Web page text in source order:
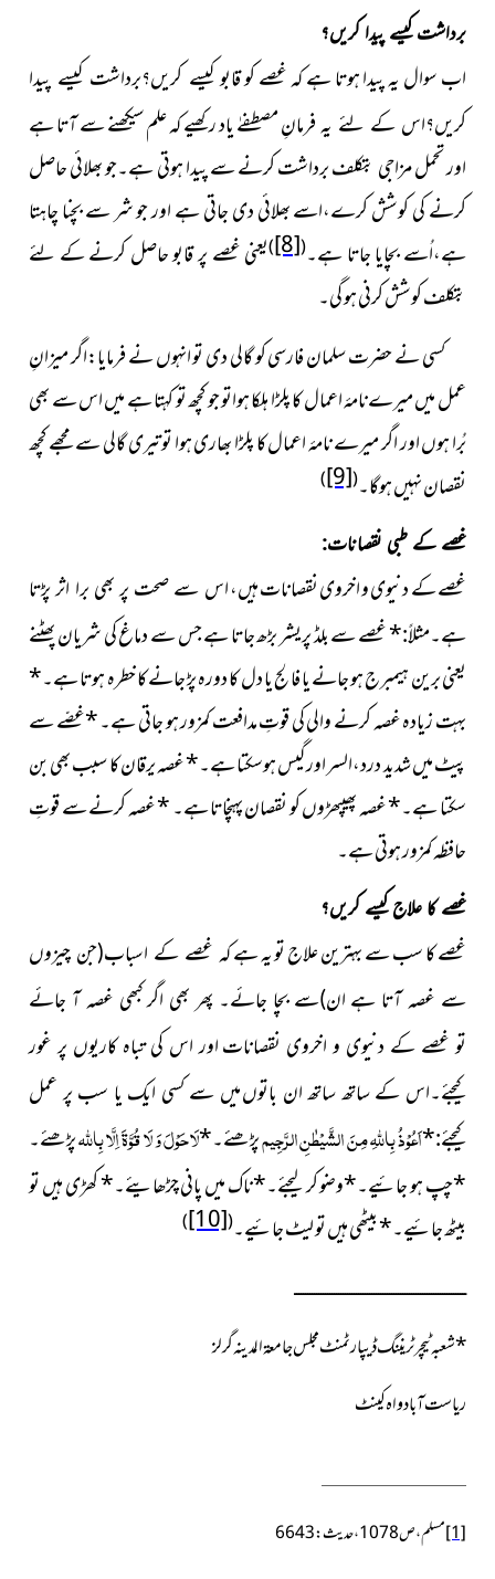
برداشت کیسے پیدا کریں؟
اب سوال یہ پیدا ہوتا ہے کہ غصے کوقابو کیسے کریں؟برداشت کیسے پیدا
کریں؟اس کے لئے یہ فرمانِمصطفےٰ یاد رکھیے کہ علم سیکھنے سے آتا ہے
اور تحمل مزاجی بتکلف برداشت کرنے سے پیدا ہوتی ہے۔جو بھلائی حاصل
کرنے کی کوشش کرے،اسے بھلائی دی جاتی ہے اور جو شر سے بچنا چاہتا
ہے،اُسے بچایا جاتا ہے۔(
[8]
)یعنی غصے پر قابو حاصل کرنے کے لئے
بتکلف کوشش کرنی ہو گی۔
کسی نے حضرت سلمان فارسی کو گالی دی تو انہوں نے فرمایا:اگر میزانِ
عمل میں میرےنامۂ اعمال کا پلڑا ہلکا ہواتو جو کچھ تو کہتا ہے میں اس سے بھی
بُرا ہوں اور اگر میرے نامۂ اعمال کا پلڑا بھاری ہوا تو تیری گالی سے مجھے کچھ
نقصان نہیں ہوگا۔(
[9]
)
غصے کے طبی نقصانات:
غصے کے دنیوی و اخروی نقصانات ہیں، اس سے صحت پر بھی برا اثر پڑتا
ہے۔مثلاً:*غصے سے بلڈ پریشر بڑھ جاتا ہے جس سے دماغ کی شریان پھٹنے
یعنی برین ہیمبرج ہو جانے یا فالج یا دل کا دورہ پڑ جانے کا خطرہ ہوتا ہے۔*
بہت زیادہ غصہ کرنے والی کی قوتِ مدافعت کمزور ہو جاتی ہے۔*غصّے سے
پیٹ میں شدید درد،السر اور گیس ہوسکتا ہے۔*غصہ یرقان کا سبب بھی بن
سکتا ہے۔*غصہ پھیپھڑوں کو نقصان پہنچاتا ہے۔*غصہ کرنے سے قوتِ
حافظہ کمزور ہوتی ہے۔
غصے کا علاج کیسے کریں؟
غصے کا سب سے بہترین علاج تو یہ ہےکہ غصے کے اسباب(جن چیزوں
سے غصہ آتا ہے ان)سے بچا جائے۔ پھر بھی اگر کبھی غصہ آ جائے
تو غصے کے دنیوی و اخروی نقصاناتاور اس کی تباہ کاریوں پر غور
کیجئے۔اس کے ساتھ ساتھ ان باتوںمیں سے کسی ایک یا سب پر عمل
کیجئے:*اَعُوْذُ بِاللّٰہِ مِنَ الشَّیْطٰنِالرَّجِیمپڑھئے۔*لَا حَوْلَ وَ لَا قُوَّۃَ اِلَّا بِاللّٰہپڑھئے۔
*چپ ہوجائیے۔*وضو کر لیجئے۔*ناک میں پانی چڑھایئے۔*کھڑیہیں تو
بیٹھ جائیے۔*بیٹھی ہیں تو لیٹ جائیے۔(
[10]
)
ــــــــــــــــــــــــــــــــــــــــــــــــــــــــــــــــــــــــــــــ
*شعبہ ٹیچر ٹریننگ ڈیپارٹمنٹ مجلس جامعۃ المدینہ گرلز
ریاست آباد واہ کینٹ
[1]مسلم،ص1078،حدیث:6643